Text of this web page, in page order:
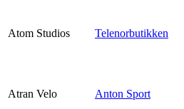
Atom Studios Telenorbutikken
Atran Velo Anton Sport